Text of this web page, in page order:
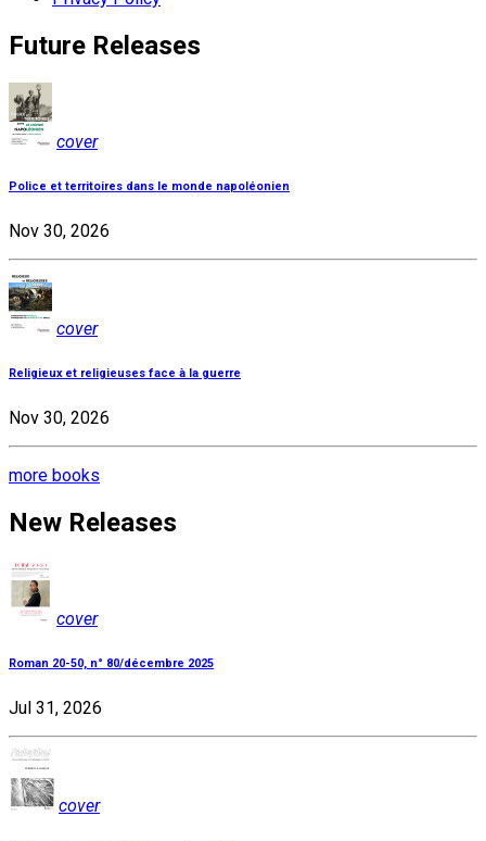
Future Releases
cover
Police et territoires dans le monde napoléonien
Nov 30, 2026
cover
Religieux et religieuses face à la guerre
Nov 30, 2026
more books
New Releases
cover
Roman 20-50, n° 80/décembre 2025
Jul 31, 2026
cover